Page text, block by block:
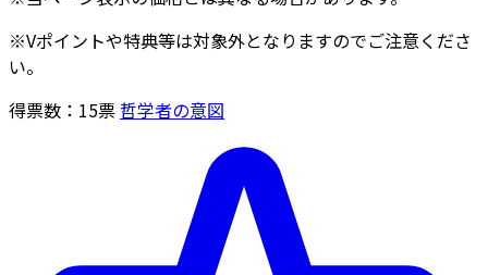
※Vポイントや特典等は対象外となりますのでご注意くださ
い。
得票数： 15票 哲学者の意図